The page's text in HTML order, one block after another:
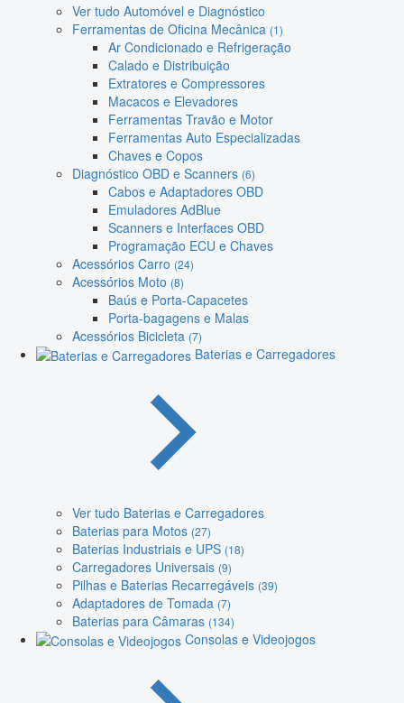
Ver tudo Automóvel e Diagnóstico
Ferramentas de Oficina Mecânica (1)
Ar Condicionado e Refrigeração
Calado e Distribuição
Extratores e Compressores
Macacos e Elevadores
Ferramentas Travão e Motor
Ferramentas Auto Especializadas
Chaves e Copos
Diagnóstico OBD e Scanners (6)
Cabos e Adaptadores OBD
Emuladores AdBlue
Scanners e Interfaces OBD
Programação ECU e Chaves
Acessórios Carro (24)
Acessórios Moto (8)
Baús e Porta-Capacetes
Porta-bagagens e Malas
Acessórios Bicicleta (7)
Baterias e Carregadores
Ver tudo Baterias e Carregadores
Baterias para Motos (27)
Baterias Industriais e UPS (18)
Carregadores Universais (9)
Pilhas e Baterias Recarregáveis (39)
Adaptadores de Tomada (7)
Baterias para Câmaras (134)
Consolas e Videojogos